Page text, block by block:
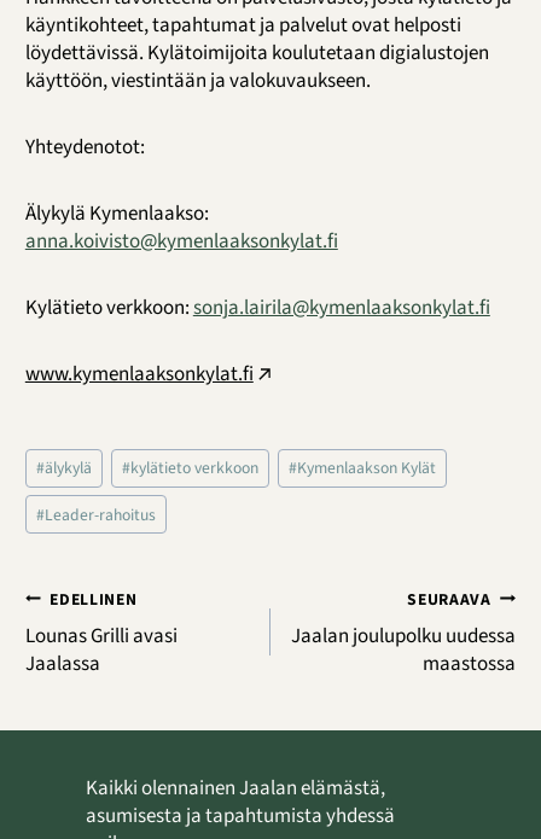
käyntikohteet, tapahtumat ja palvelut ovat helposti
löydettävissä. Kylätoimijoita koulutetaan digialustojen
käyttöön, viestintään ja valokuvaukseen.
Yhteydenotot:
Älykylä Kymenlaakso:
anna.koivisto@kymenlaaksonkylat.fi
Kylätieto verkkoon:sonja.lairila@kymenlaaksonkylat.fi
www.kymenlaaksonkylat.fi
Avainsanat:
#älykylä #kylätieto verkkoon #Kymenlaakson Kylät
#Leader-rahoitus
Artikkelien
selaus
EDELLINEN
Lounas Grilli avasi
Jaalassa
SEURAAVA
Jaalan joulupolku uudessa
maastossa
Kaikki olennainen Jaalan elämästä,
asumisesta ja tapahtumista yhdessä